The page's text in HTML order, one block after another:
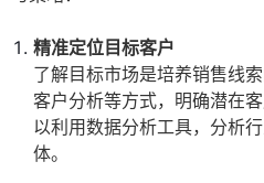
精准定位目标客户
了解目标市场是培养销售线
客户分析等方式，明确潜在
以利用数据分析工具，分析
体。